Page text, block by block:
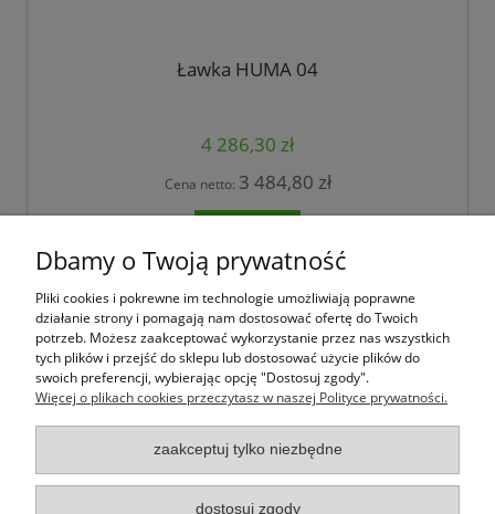
Ławka HUMA 04
4 286,30 zł
Cena netto: 3 484,80 zł
Jak kupować
Pomoc
Informacje
Dbamy o Twoją prywatność
Pliki cookies i pokrewne im technologie umożliwiają poprawne
działanie strony i pomagają nam dostosować ofertę do Twoich
potrzeb. Możesz zaakceptować wykorzystanie przez nas wszystkich
tych plików i przejść do sklepu lub dostosować użycie plików do
swoich preferencji, wybierając opcję "Dostosuj zgody".
Więcej o plikach cookies przeczytasz w naszej Polityce prywatności.
zaakceptuj tylko niezbędne
dostosuj zgody